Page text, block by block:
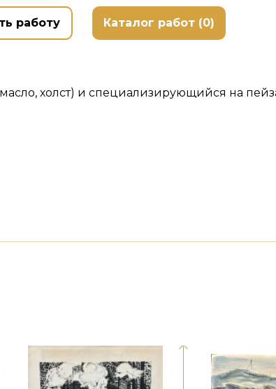
работу Каталог работ (0)
холст) и специализирующийся на